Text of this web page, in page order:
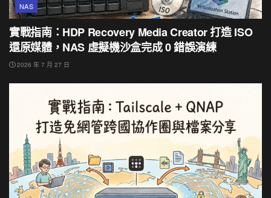
NAS
實戰指南：HDP Recovery Media Creator 打造 ISO
還原媒體，NAS 虛擬機沙盒完成 0 錯誤演練
2026 年 7 月 27 日